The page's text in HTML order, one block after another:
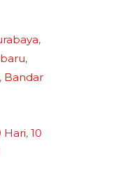
,
,
, Bandar
Hari, 10